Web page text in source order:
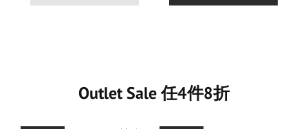
Outlet Sale 任4件8折